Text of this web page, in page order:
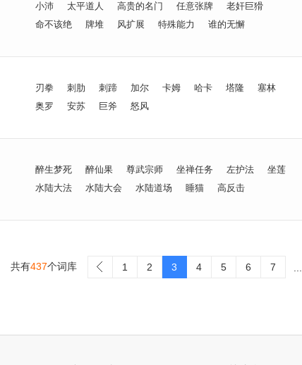
小沛 太平道人 高贵的名门 任意张牌
老奸巨猾
命不该绝
牌堆 风扩展 特殊能力 谁的无懈
刃拳 刺肋 刺蹄 加尔 卡姆 哈卡 塔隆
塞林
奥罗
安苏 巨斧 怒风
醉生梦死 醉仙果 尊武宗师 坐禅任务 左护法
坐莲
水陆大法
水陆大会 水陆道场 睡猫 高反击
共有437个词库 1 2 3 4 5 6 7